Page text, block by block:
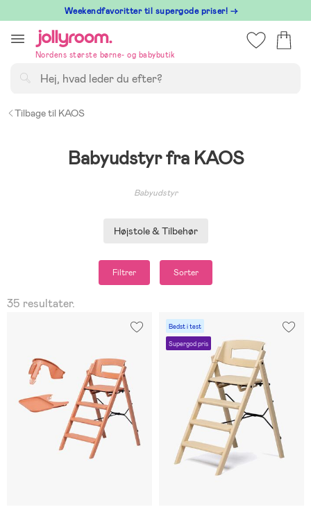
till
innehållet
⁠ Weekendfavoritter til supergode priser! →
Nordens største børne- og babybutik
Tilbage til KAOS
Babyudstyr fra KAOS
Babyudstyr
Højstole & Tilbehør
Filtrer Sorter
35 resultater.
Bedst i test
Supergod pris